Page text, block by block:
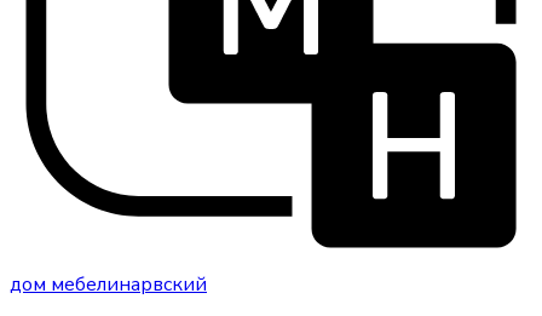
дом мебелинарвский